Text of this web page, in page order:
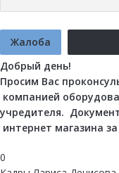
Жалоба
Добрый день!
Просим Вас
компанией
учредителя.
интернет магазина
0